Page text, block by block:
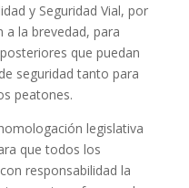
y Seguridad Vial, por
a la brevedad, para
que puedan
seguridad tanto para
peatones.
legislativa
que todos los
responsabilidad la